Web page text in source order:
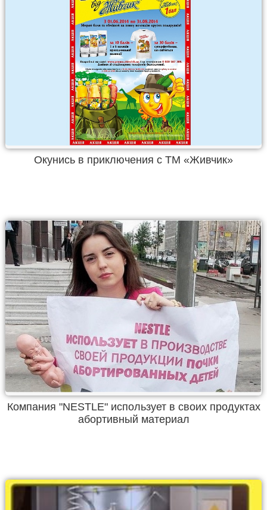
Окунись в приключения с ТМ «Живчик»
Компания "NESTLE" использует в своих продуктах
абортивный материал